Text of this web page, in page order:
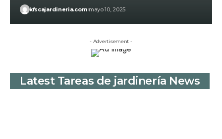
kfscajardineria.com mayo 10, 2025
- Advertisement -
Latest Tareas de jardinería News